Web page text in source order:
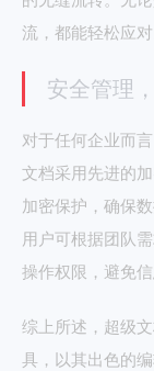
流，都能轻松应对
安全管理
对于任何企业而
文档采用先进的
加密保护，确保
用户可根据团队
操作权限，避免信
综上所述，超级
具，以其出色的